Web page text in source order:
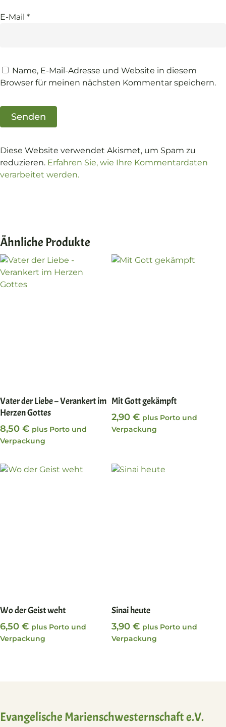
E-Mail *
Name, E-Mail-Adresse und Website in diesem
Browser für meinen nächsten Kommentar speichern.
Diese Website verwendet Akismet, um Spam zu
reduzieren. Erfahren Sie, wie Ihre Kommentardaten
verarbeitet werden.
Ähnliche Produkte
In den Warenkorb
Vater der Liebe – Verankert im
Herzen Gottes
8,50 € plus Porto und
Verpackung
In den Warenkorb
Mit Gott gekämpft
2,90 € plus Porto und
Verpackung
In den Warenkorb
Wo der Geist weht
6,50 € plus Porto und
Verpackung
In den Warenkorb
Sinai heute
3,90 € plus Porto und
Verpackung
Evangelische Marienschwesternschaft e.V.